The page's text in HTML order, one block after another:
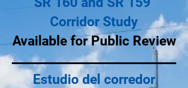
Corridor Study
Available for Public Review
Estudio del corredor